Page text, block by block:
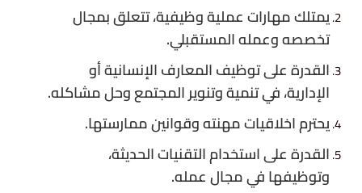
يمتلك مهارات عملية وظيفية، تتعلق بمجال
تخصصه وعمله المستقبلي.
القدرة على توظيف المعارف الإنسانية أو
الإدارية، في تنمية وتنوير المجتمع وحل مشاكله.
يحترم اخلاقيات مهنته وقوانين ممارستها.
القدرة على استخدام التقنيات الحديثة،
وتوظيفها في مجال عمله.